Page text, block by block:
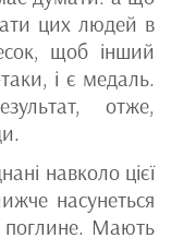
цих людей в
щоб інший
і є медаль.
отже,
навколо цієї
насунеться
поглине. Мають